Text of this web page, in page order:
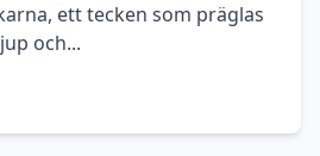
ett tecken som präglas
och...